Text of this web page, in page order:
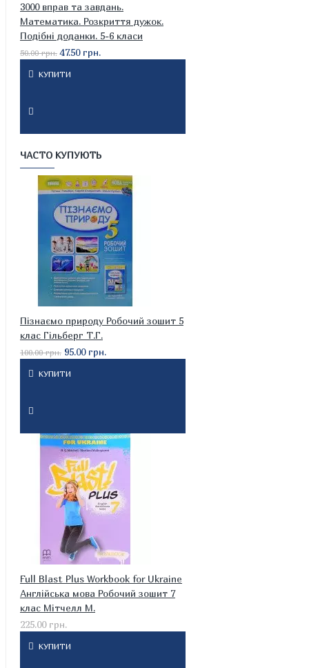
3000 вправ та завдань.
Математика. Розкриття дужок.
Подібні доданки. 5-6 класи
50.00 грн. 47.50 грн.
КУПИТИ
ЧАСТО КУПУЮТЬ
Пізнаємо природу Робочий зошит 5
клас Гільберг Т.Г.
100.00 грн. 95.00 грн.
КУПИТИ
Full Blast Plus Workbook for Ukraine
Англійська мова Робочий зошит 7
клас Мітчелл М.
225.00 грн.
КУПИТИ